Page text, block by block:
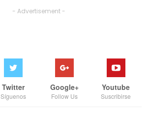
- Advertisement -
Twitter
Síguenos
Google+
Follow Us
Youtube
Suscribirse